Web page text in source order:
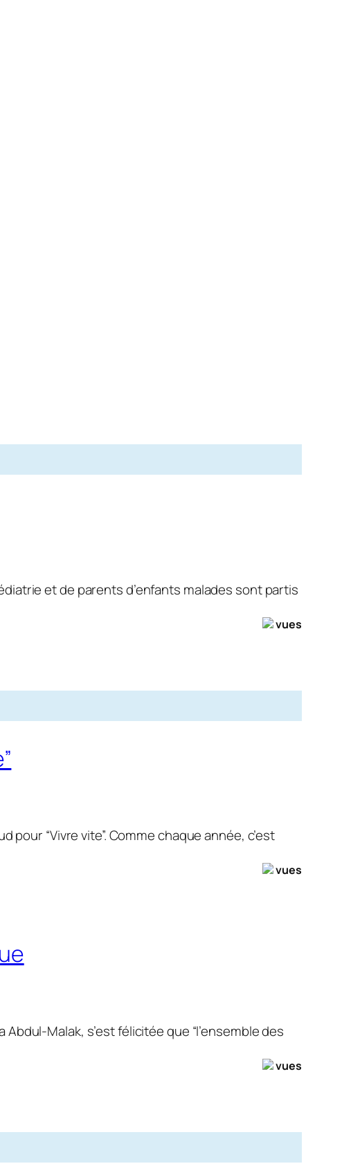
et de parents d’enfants malades sont partis
vues
“Vivre vite”. Comme chaque année, c’est
vues
Malak, s’est félicitée que “l’ensemble des
vues